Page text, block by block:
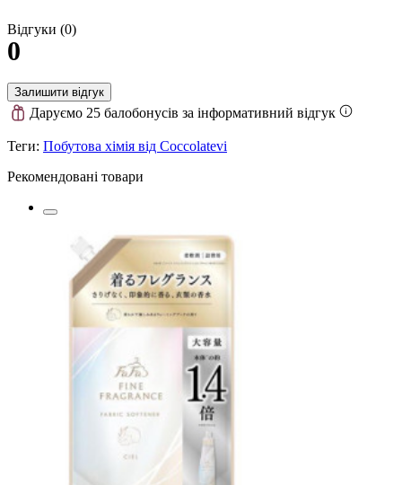
Відгуки (0)
0
Залишити відгук
Даруємо 25 балобонусів за інформативний відгук
Теги: Побутова хімія від Coccolatevi
Рекомендовані товари